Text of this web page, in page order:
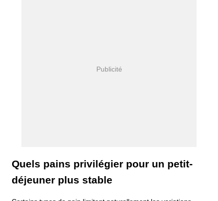
Quels pains privilégier pour un petit-
déjeuner plus stable